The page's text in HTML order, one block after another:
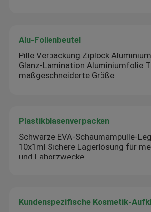
Alu-Folienbeutel
Pille Verpackung Ziplock
Glanz-Lamination Aluminiumfolie
maßgeschneiderte Größe
Plastikblasenverpacken
Schwarze EVA-Schaumampulle-
10x1ml Sichere Lagerlösung für
und Laborzwecke
Kundenspezifische Kosmetik-